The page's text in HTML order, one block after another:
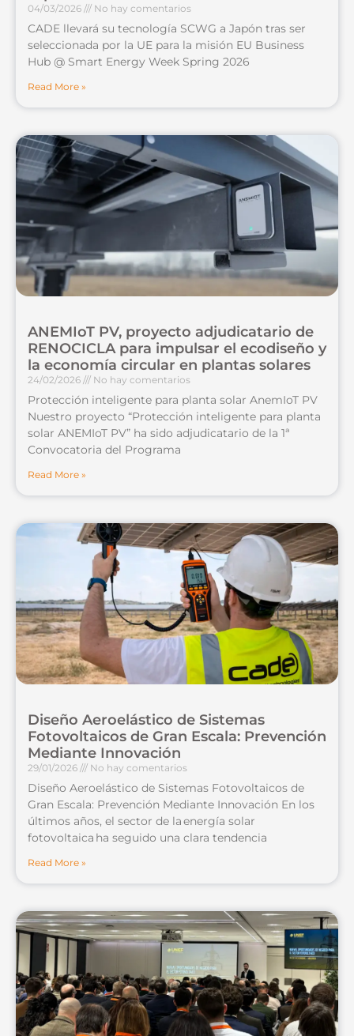
04/03/2026 No hay comentarios
CADE llevará su tecnología SCWG a Japón tras ser
seleccionada por la UE para la misión EU Business
Hub @ Smart Energy Week Spring 2026
Read More »
ANEMIoT PV, proyecto adjudicatario de
RENOCICLA para impulsar el ecodiseño y
la economía circular en plantas solares
24/02/2026 No hay comentarios
Protección inteligente para planta solar AnemIoT PV
Nuestro proyecto “Protección inteligente para planta
solar ANEMIoT PV” ha sido adjudicatario de la 1ª
Convocatoria del Programa
Read More »
Diseño Aeroelástico de Sistemas
Fotovoltaicos de Gran Escala: Prevención
Mediante Innovación
29/01/2026 No hay comentarios
Diseño Aeroelástico de Sistemas Fotovoltaicos de
Gran Escala: Prevención Mediante Innovación En los
últimos años, el sector de la energía solar
fotovoltaica ha seguido una clara tendencia
Read More »